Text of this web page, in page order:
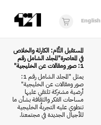
المستقبل التَّام: الكارثة والخلاص
في المعاصرة"المجلد الشامل رقم
1: صور ومقالات عن الخليجية"
يمثل "المجلد الشامل رقم 1:
صور ومقالات عن الخليجية"
أرضية مشتركة تلتقي عليها
مساحات الفكر والثقافة بشأن ما
تنطوي عليه التجربةُ الخليجية
للأجيال الجديدة في مجتمعنا.
English